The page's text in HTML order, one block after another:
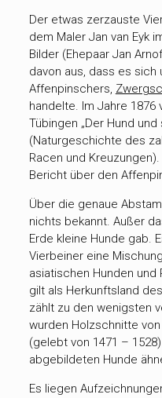
Der etwas zerzauste
dem Maler Jan van Eyk
Bilder (Ehepaar Jan
davon aus, dass es sich
Affenpinschers,
handelte. Im Jahre
Tübingen „Der Hund und
(Naturgeschichte des
Racen und
Bericht über den
Über die genaue
nichts bekannt. Außer
Erde kleine Hunde gab.
Vierbeiner eine
asiatischen Hunden und
gilt als Herkunftsland
zählt zu den wenigsten
wurden Holzschnitte
(gelebt von 1471 –
abgebildeten Hunde
Es liegen